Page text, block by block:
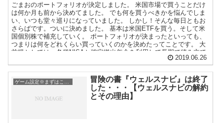
ごまおのポートフォリオが決定しました。 米国市場で買うことだけ
は何か月も前から決めてました。 でも何を買うべきかを悩んでしま
い、いつも堂々巡りになっていました。 しかし！そんな毎日ともお
さらばです。ついに決めました。 基本は米国ETFを買う。そして米
国個別株で補充していく。 ポートフォリオが決まったといっても、
つまりは何をどれくらい買っていくのかを決めたってことです。 大
前提としては、各種NISAと確定拠出年金を利用して長期で積み立て
ていきます。 買うのは米国ETFとその投資信託です。 個別株は
は買付手数料があるので、手数料負けしないように毎回12万円程度
で一気に買う予定です。 何をどれくらい買っていくのか？ 分散投資
iDeco eMAXIS SLIM 全世界株式（除く日本） 23,000
7.9% つみたてNISA 33,333 11.5% 高配当 NISA SPYD 60,000
2019.06.26
冒険の書『ウェルスナビ』は終了
した・・・【ウェルスナビの解約
とその理由】